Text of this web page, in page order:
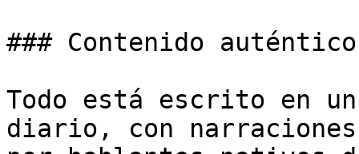
### Contenido
Todo está escrito en
diario, con narraciones